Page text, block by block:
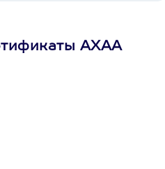
АХАА